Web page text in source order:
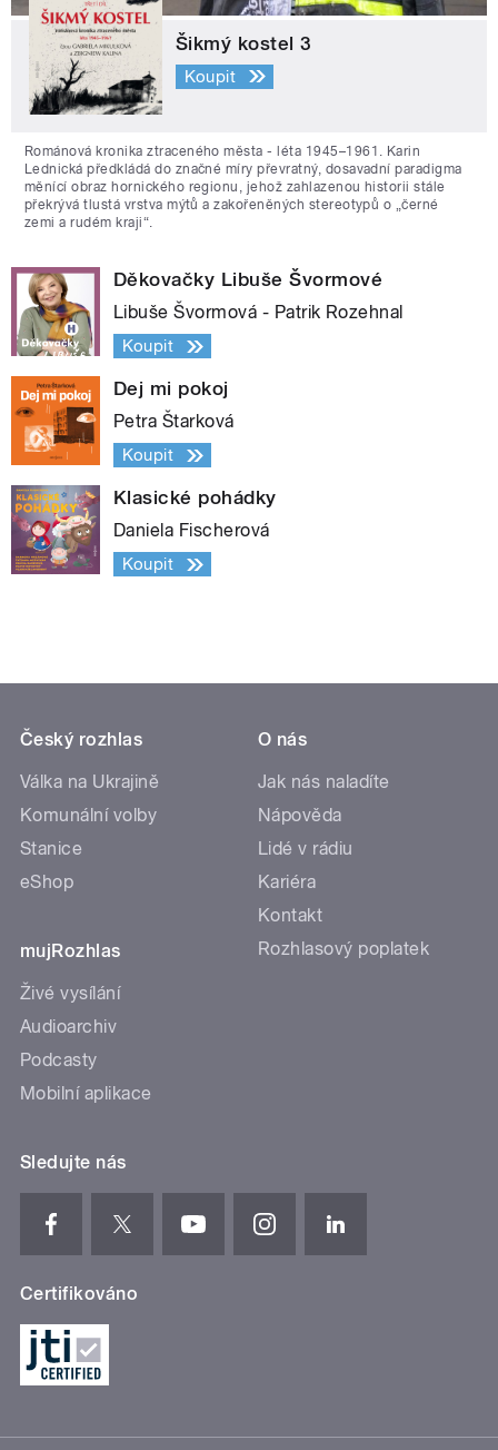
Šikmý kostel 3
Koupit
Románová kronika ztraceného města - léta 1945–1961. Karin
Lednická předkládá do značné míry převratný, dosavadní paradigma
měnící obraz hornického regionu, jehož zahlazenou historii stále
překrývá tlustá vrstva mýtů a zakořeněných stereotypů o „černé
zemi a rudém kraji“.
Děkovačky Libuše Švormové
Libuše Švormová - Patrik Rozehnal
Koupit
Dej mi pokoj
Petra Štarková
Koupit
Klasické pohádky
Daniela Fischerová
Koupit
Český rozhlas
Válka na Ukrajině
Komunální volby
Stanice
eShop
mujRozhlas
Živé vysílání
Audioarchiv
Podcasty
Mobilní aplikace
O nás
Jak nás naladíte
Nápověda
Lidé v rádiu
Kariéra
Kontakt
Rozhlasový poplatek
Sledujte nás
Certifikováno